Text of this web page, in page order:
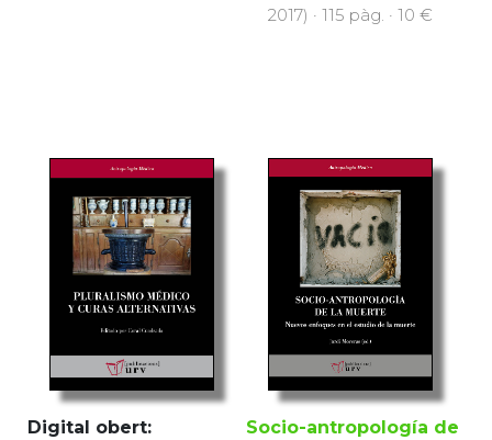
2017) · 115 pàg. · 10 €
Digital obert:
Socio-antropología de